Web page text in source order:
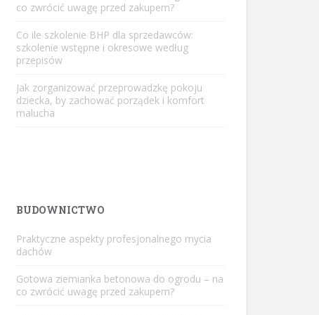
co zwrócić uwagę przed zakupem?
Co ile szkolenie BHP dla sprzedawców:
szkolenie wstępne i okresowe według
przepisów
Jak zorganizować przeprowadzkę pokoju
dziecka, by zachować porządek i komfort
malucha
BUDOWNICTWO
Praktyczne aspekty profesjonalnego mycia
dachów
Gotowa ziemianka betonowa do ogrodu – na
co zwrócić uwagę przed zakupem?